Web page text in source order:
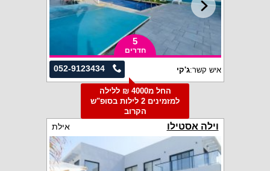
5
חדרים
052-9123434 איש קשר:ג'קי
החל מ4000 ₪ ללילה
למזמינים 2 לילות בסופ"ש
הקרוב
וילה אסטילו אילת